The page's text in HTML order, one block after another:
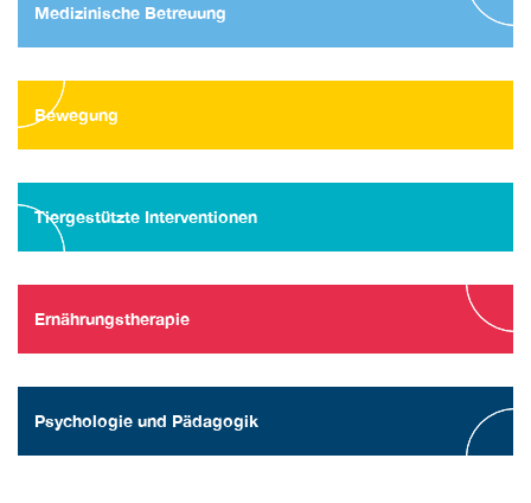
Medizinische Betreuung
Bewegung
Tiergestützte Interventionen
Ernährungstherapie
Psychologie und Pädagogik